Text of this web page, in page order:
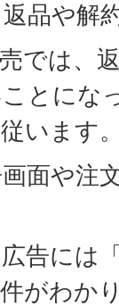
品や解
では、
とにな
います。
画面や注
告には
がわか